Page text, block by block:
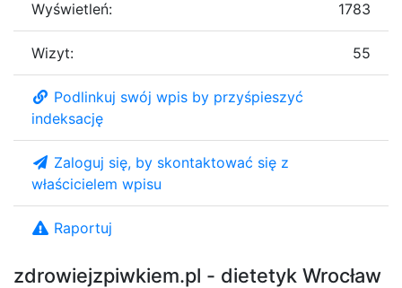
zdrowiejzpiwkiem.pl - dietetyk Wrocław
Wyświetleń: 1783
Wizyt: 55
Podlinkuj swój wpis by przyśpieszyć
indeksację
Zaloguj się, by skontaktować się z
właścicielem wpisu
Raportuj